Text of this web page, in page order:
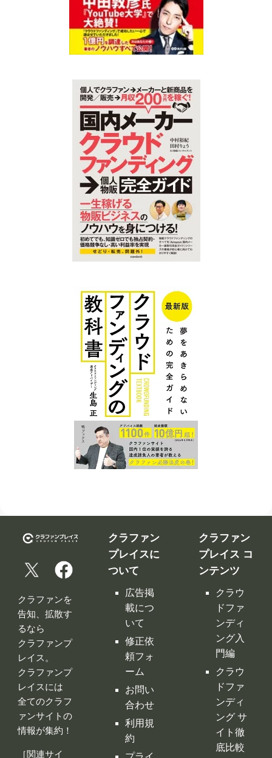
告知、拡散す
クラファンプ
クラファンプ
全てのクラフ
ァンサイトの
情報が集約！
［関連サイ
ト］
クラファン
プレイスに
ついて
修正依
頼フォ
ーム
お問い
合わせ
利用規
約
プライ
バシー
ポリシ
ー
特定商
取引法
に基づ
ング入
門編
クラウ
ドファ
ンディ
ング サ
イト徹
底比較
クラウ
ドファ
ンディ
ング 人
気サイ
トラン